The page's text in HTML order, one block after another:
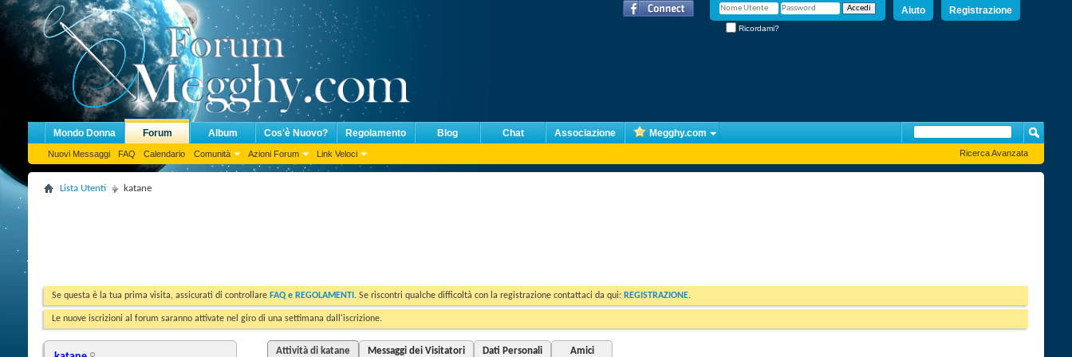
Registrazione
Aiuto
Ricordami?
Mondo Donna Forum
Nuovi Messaggi FAQ Calendario Comunità Azioni Forum Link Veloci
Album Cos'è Nuovo? Regolamento Blog Chat Associazione Megghy.com
Ricerca Avanzata
Lista Utenti katane
Se questa è la tua prima visita, assicurati di controllare FAQ e REGOLAMENTI . Se riscontri qualche difficoltà con la registrazione contattaci da qui: REGISTRAZIONE.
Le nuove iscrizioni al forum saranno attivate nel giro di una settimana dall'iscrizione.
Attività di katane Messaggi dei Visitatori Dati Personali Amici